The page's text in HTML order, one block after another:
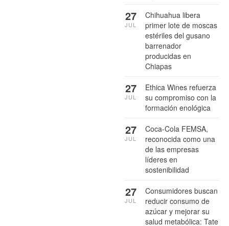
Chihuahua libera
primer lote de moscas
estériles del gusano
barrenador
producidas en
Chiapas
27
JUL
Ethica Wines refuerza
su compromiso con la
formación enológica
27
JUL
Coca-Cola FEMSA,
reconocida como una
de las empresas
líderes en
sostenibilidad
27
JUL
Consumidores buscan
reducir consumo de
azúcar y mejorar su
salud metabólica: Tate
27
JUL